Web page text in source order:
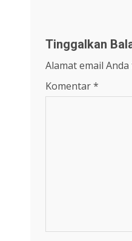
Tinggalkan
Alamat email
Komentar*